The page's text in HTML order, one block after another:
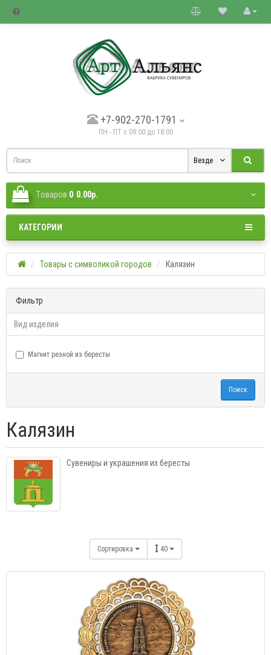
+7-902-270-1791
ПН - ПТ с 09:00 до 18:00
Везде
Tоваров 0 0.00р.
КАТЕГОРИИ
Товары с символикой городов Калязин
Фильтр
Вид изделия
Магнит резной из бересты
Поиск
Калязин
Сувениры и украшения из бересты
Сортировка 40